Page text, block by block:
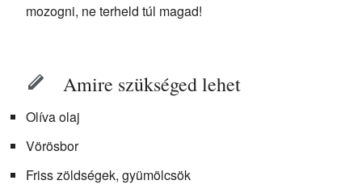
mozogni, ne terheld túl magad!
Amire szükséged lehet
Olíva olaj
Vörösbor
Friss zöldségek, gyümölcsök